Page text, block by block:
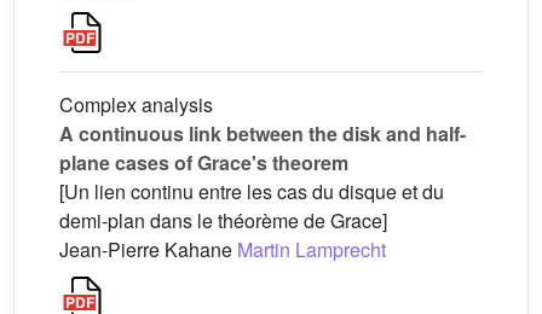
Complex analysis
A continuous link between the disk and half-
plane cases of Grace's theorem
[Un lien continu entre les cas du disque et du
demi-plan dans le théorème de Grace]
Jean-Pierre Kahane Martin Lamprecht